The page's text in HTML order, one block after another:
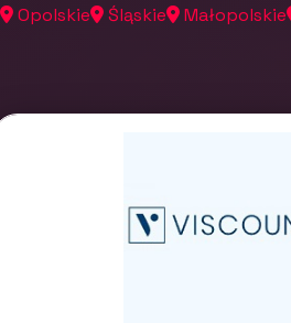
Opolskie Śląskie Małopolskie